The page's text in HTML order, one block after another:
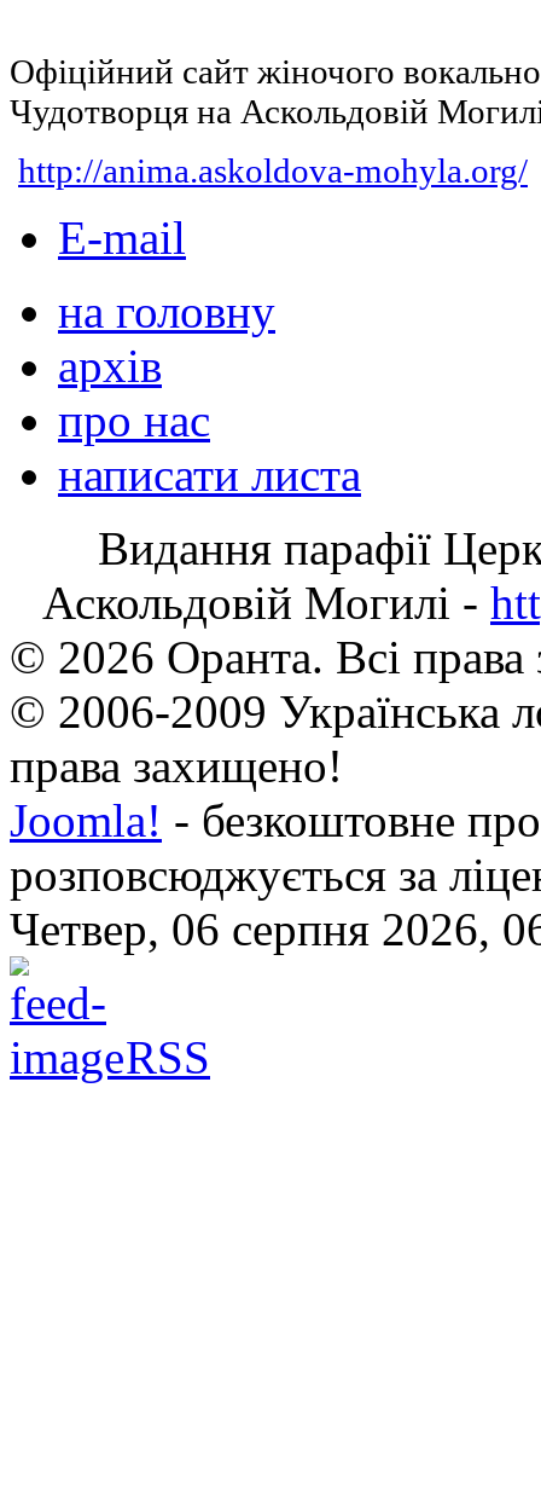
Офіційний сайт жіночого
Чудотворця на Аскольдовій
http://anima.askoldova-mohyla.org/
E-mail
на головну
архів
про нас
написати листа
Видання парафії
Аскольдовій Могилі -
© 2026 Оранта. Всі
© 2006-2009 Українська
права захищено!
Joomla! - безкоштовне
розповсюджується за
Четвер, 06 серпня 2026,
RSS